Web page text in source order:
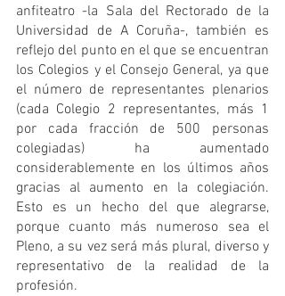
anfiteatro -la Sala del Rectorado de la
Universidad de A Coruña-, también es
reflejo del punto en el que se encuentran
los Colegios y el Consejo General, ya que
el número de representantes plenarios
(cada Colegio 2 representantes, más 1
por cada fracción de 500 personas
colegiadas) ha aumentado
considerablemente en los últimos años
gracias al aumento en la colegiación.
Esto es un hecho del que alegrarse,
porque cuanto más numeroso sea el
Pleno, a su vez será más plural, diverso y
representativo de la realidad de la
profesión.